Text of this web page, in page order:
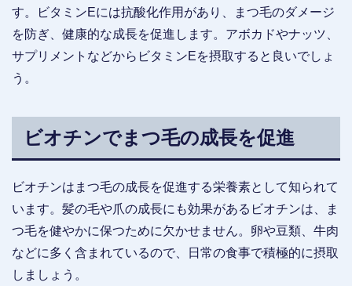
す。ビタミンEには抗酸化作用があり、まつ毛のダメージ
を防ぎ、健康的な成長を促進します。アボカドやナッツ、
サプリメントなどからビタミンEを摂取すると良いでしょ
う。
ビオチンでまつ毛の成長を促進
ビオチンはまつ毛の成長を促進する栄養素として知られて
います。髪の毛や爪の成長にも効果があるビオチンは、ま
つ毛を健やかに保つために欠かせません。卵や豆類、牛肉
などに多く含まれているので、日常の食事で積極的に摂取
しましょう。